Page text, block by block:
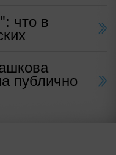
что в
публично